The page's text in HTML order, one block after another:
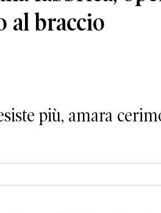
al braccio
più, amara